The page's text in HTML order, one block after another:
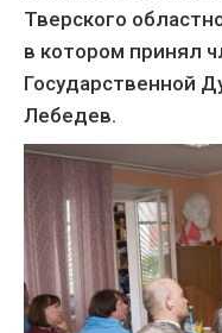
Тверского
в котором принял
Государственной
Лебедев.